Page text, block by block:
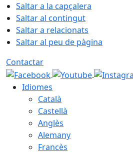
Saltar a la capçalera
Saltar al contingut
Saltar a relacionats
Saltar al peu de pàgina
Contactar
Idiomes
Català
Castellà
Anglès
Alemany
Francès